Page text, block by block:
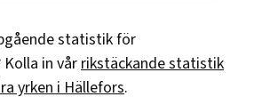
statistik för
Kolla in vår rikstäckande statistik
yrken i Hällefors.